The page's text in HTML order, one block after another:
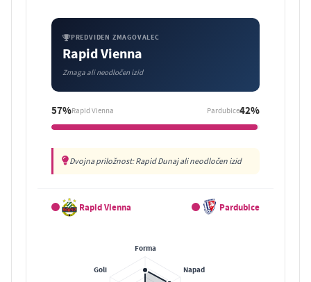
PREDVIDEN ZMAGOVALEC
Rapid Vienna
Zmaga ali neodločen izid
57%Rapid Vienna Pardubice42%
Dvojna priložnost: Rapid Dunaj ali neodločen izid
Rapid Vienna Pardubice